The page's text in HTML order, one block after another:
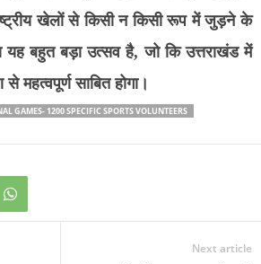
खेलों से किसी न किसी रूप में जुड़ने के
बहुत बड़ा उत्सव है, जो कि उत्तराखंड में
महत्वपूर्ण साबित होगा।
GAMES- 1200 SPECIFIC SPORTS VOLUNTEERS
Next article